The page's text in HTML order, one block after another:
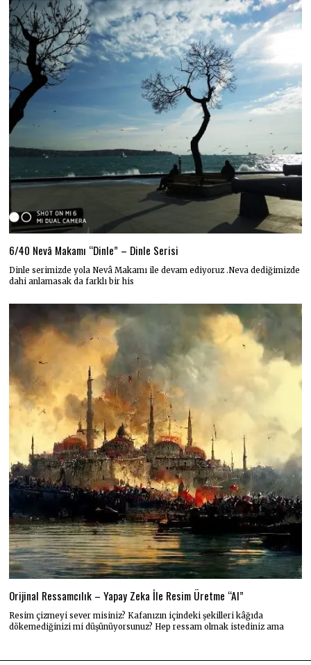
6/40 Nevâ Makamı “Dinle” – Dinle Serisi
Dinle serimizde yola Nevâ Makamı ile devam ediyoruz .Neva dediğimizde
dahi anlamasak da farklı bir his
Orijinal Ressamcılık – Yapay Zeka İle Resim Üretme “AI”
Resim çizmeyi sever misiniz? Kafanızın içindeki şekilleri kâğıda
dökemediğinizi mi düşünüyorsunuz? Hep ressam olmak istediniz ama